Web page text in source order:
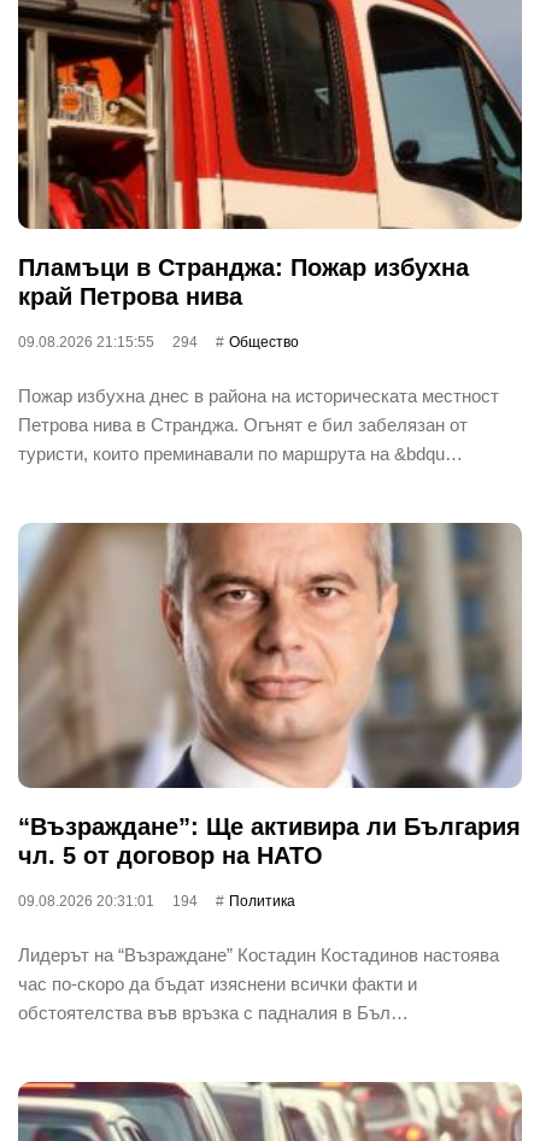
Пламъци в Странджа: Пожар избухна
край Петрова нива
09.08.2026 21:15:55 294 Общество
Пожар избухна днес в района на историческата местност
Петрова нива в Странджа. Огънят е бил забелязан от
туристи, които преминавали по маршрута на &bdqu…
“Възраждане”: Ще активира ли България
чл. 5 от договор на НАТО
09.08.2026 20:31:01 194 Политика
Лидерът на “Възраждане” Костадин Костадинов настоява
час по-скоро да бъдат изяснени всички факти и
обстоятелства във връзка с падналия в Бъл…